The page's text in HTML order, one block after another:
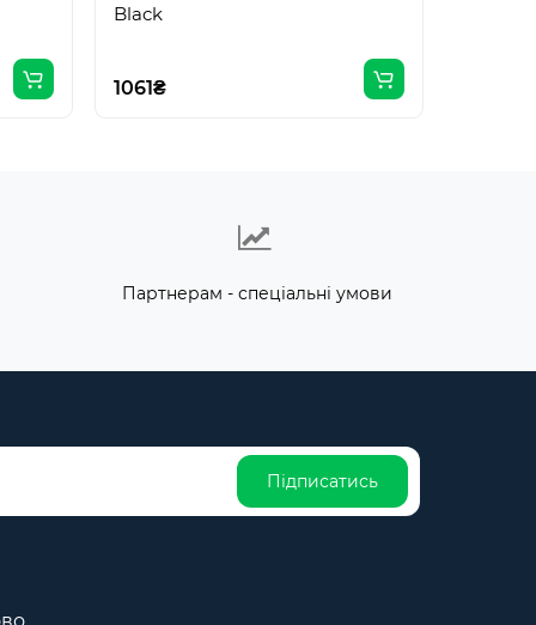
Black
1061₴
Партнерам - спеціальні умови
Підписатись